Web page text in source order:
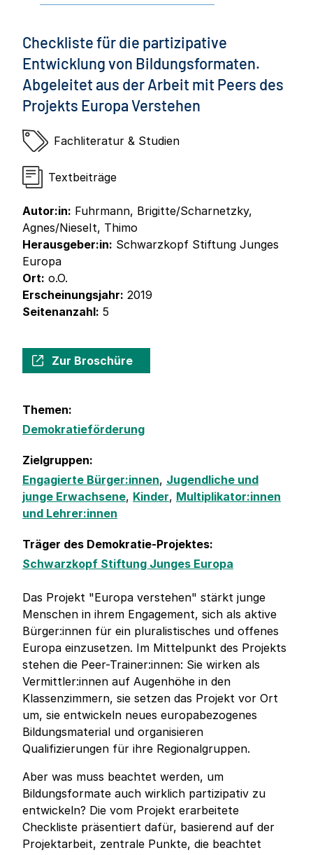
Checkliste für die partizipative
Entwicklung von Bildungsformaten.
Abgeleitet aus der Arbeit mit Peers des
Projekts Europa Verstehen
Fachliteratur & Studien
Textbeiträge
Autor:in: Fuhrmann, Brigitte/Scharnetzky,
Agnes/NieseIt, Thimo
Herausgeber:in: Schwarzkopf­ Stiftung Junges
Europa
Ort: o.O.
Erscheinungsjahr: 2019
Seitenanzahl: 5
Zur Broschüre
Themen:
Demokratieförderung
Zielgruppen:
Engagierte Bürger:innen, Jugendliche und
junge Erwachsene, Kinder, Multiplikator:innen
und Lehrer:innen
Träger des Demokratie-Projektes:
Schwarzkopf Stiftung Junges Europa
Das Projekt "Europa verstehen" stärkt junge
Menschen in ihrem Engagement, sich als aktive
Bürger:innen für ein pluralistisches und offenes
Europa einzusetzen. Im Mittelpunkt des Projekts
stehen die Peer-Trainer:innen: Sie wirken als
Vermittler:innen auf Augenhöhe in den
Klassenzimmern, sie setzen das Projekt vor Ort
um, sie entwickeln neues europabezogenes
Bildungsmaterial und organisieren
Qualifizierungen für ihre Regionalgruppen.
Aber was muss beachtet werden, um
Bildungsformate auch wirklich partizipativ zu
entwickeln? Die vom Projekt erarbeitete
Checkliste präsentiert dafür, basierend auf der
Projektarbeit, zentrale Punkte, die beachtet